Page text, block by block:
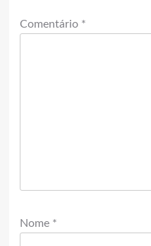
Comentário *
Nome *